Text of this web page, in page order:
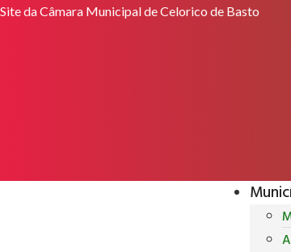
Site da Câmara Municipal de Celorico de Basto